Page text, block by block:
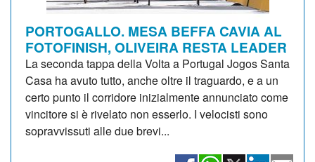
PORTOGALLO. MESA BEFFA CAVIA AL
FOTOFINISH, OLIVEIRA RESTA LEADER
La seconda tappa della Volta a Portugal Jogos Santa
Casa ha avuto tutto, anche oltre il traguardo, e a un
certo punto il corridore inizialmente annunciato come
vincitore si è rivelato non esserlo. I velocisti sono
sopravvissuti alle due brevi...